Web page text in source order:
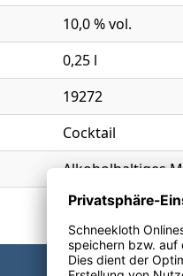
10,0 % vol.
0,25 l
19272
Cocktail
Alkoholhaltiges